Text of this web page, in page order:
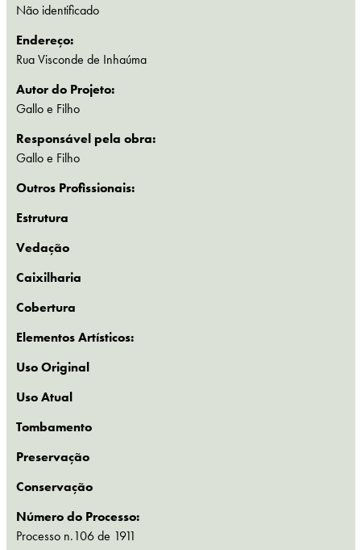
Não identificado
Endereço:
Rua Visconde de Inhaúma
Autor do Projeto:
Gallo e Filho
Responsável pela obra:
Gallo e Filho
Outros Profissionais:
Estrutura
Vedação
Caixilharia
Cobertura
Elementos Artísticos:
Uso Original
Uso Atual
Tombamento
Preservação
Conservação
Número do Processo:
Processo n.106 de 1911